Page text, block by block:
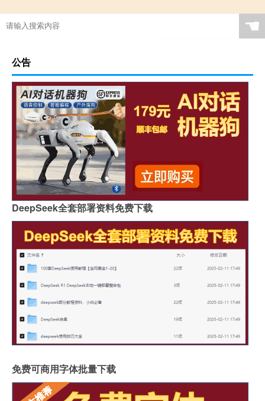
☚
公告
DeepSeek全套部署资料免费下载
免费可商用字体批量下载